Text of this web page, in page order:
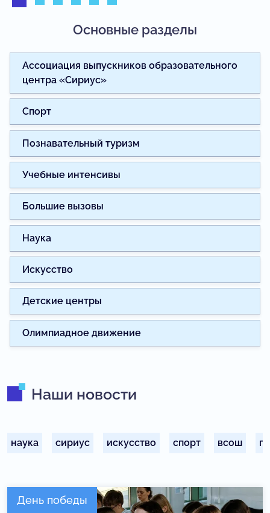
Основные разделы
Ассоциация выпускников образовательного
центра «Сириус»
Наука
Спорт
Искусство
Познавательный туризм
Детские центры
Учебные интенсивы
Олимпиадное движение
Большие вызовы
Наши новости
наука сириус искусство спорт всош
День победы